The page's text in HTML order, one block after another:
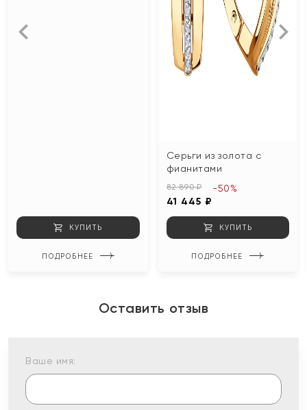
КУПИТЬ
ПОДРОБНЕЕ
Серьги из золота с
фианитами
82 890 ₽
41 445 ₽
-50%
КУПИТЬ
ПОДРОБНЕЕ
Оставить отзыв
Ваше имя: